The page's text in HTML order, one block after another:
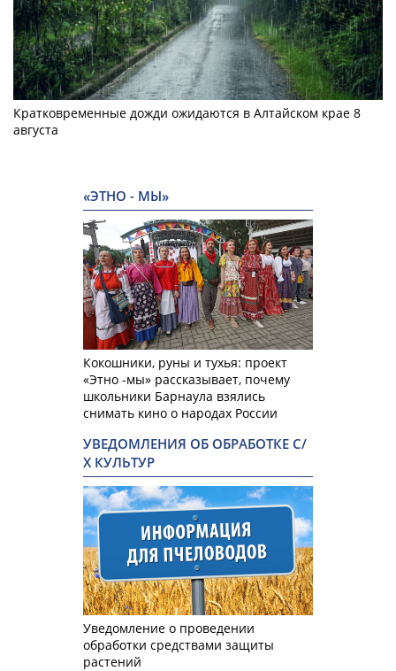
Кратковременные дожди ожидаются в Алтайском крае 8
августа
«ЭТНО - МЫ»
Кокошники, руны и тухья: проект
«Этно -мы» рассказывает, почему
школьники Барнаула взялись
снимать кино о народах России
УВЕДОМЛЕНИЯ ОБ ОБРАБОТКЕ С/
Х КУЛЬТУР
Уведомление о проведении
обработки средствами защиты
растений